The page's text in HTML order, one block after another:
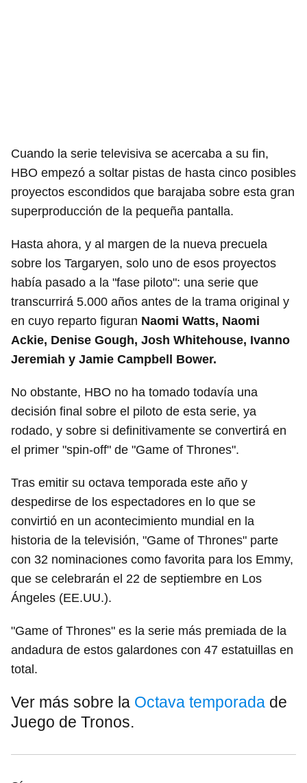
Cuando la serie televisiva se acercaba a su fin,
HBO empezó a soltar pistas de hasta cinco posibles
proyectos escondidos que barajaba sobre esta gran
superproducción de la pequeña pantalla.
Hasta ahora, y al margen de la nueva precuela
sobre los Targaryen, solo uno de esos proyectos
había pasado a la "fase piloto": una serie que
transcurrirá 5.000 años antes de la trama original y
en cuyo reparto figuran Naomi Watts, Naomi
Ackie, Denise Gough, Josh Whitehouse, Ivanno
Jeremiah y Jamie Campbell Bower.
No obstante, HBO no ha tomado todavía una
decisión final sobre el piloto de esta serie, ya
rodado, y sobre si definitivamente se convertirá en
el primer "spin-off" de "Game of Thrones".
Tras emitir su octava temporada este año y
despedirse de los espectadores en lo que se
convirtió en un acontecimiento mundial en la
historia de la televisión, "Game of Thrones" parte
con 32 nominaciones como favorita para los Emmy,
que se celebrarán el 22 de septiembre en Los
Ángeles (EE.UU.).
"Game of Thrones" es la serie más premiada de la
andadura de estos galardones con 47 estatuillas en
total.
Ver más sobre la Octava temporada de
Juego de Tronos.